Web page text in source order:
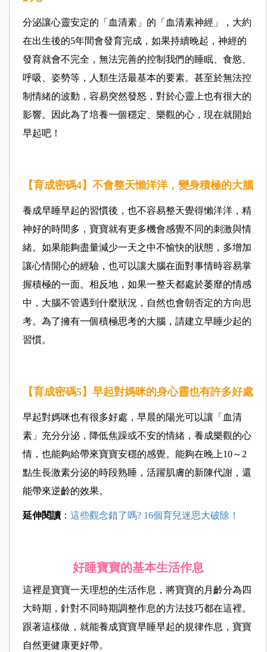
分泌讓心靈安定的「血清素」的「血清素神經」，大約
在出生後的5年間會發育完成，如果持續晚起，神經的
發育就會不完全，無法完善的控制我們的睡眠、食慾、
呼吸、姿勢等，人類生活最基本的要素。甚至於無法控
制情緒的波動，容易突然發怒，對於心靈上也有很大的
影響。因此為了培養一個穩定、樂觀的心，現在就開始
早起吧！
【育成密碼4】不會整天懶洋洋，變身積極的大腦
養成早睡早起的習慣後，也不容易整天覺得懶洋洋，精
神好的時間多，寶寶就有更多機會感覺不同的刺激與情
緒。如果能夠盡量減少一天之中不愉快的狀態，多增加
讓心情開心的經驗，也可以讓大腦在面對事情時容易掌
握積極的一面。相反地，如果一整天都處於萎靡的情感
中，大腦不管遇到什麼狀況，自然也會朝否定的方向思
考。為了擁有一個積極思考的大腦，請建立早睡少起的
習慣。
【育成密碼5】早起對媽咪的身心靈也有許多好處
早起對媽咪也有很多好處，早晨的陽光可以讓「血清
素」充分分泌，降低焦躁或不安的情緒，養成樂觀的心
情，也能夠給帶來寶寶安穩的感覺。能夠在晚上10～2
點生長激素分泌的時段熟睡，活躍肌膚的新陳代謝，還
能帶來逆齡的效果。
延伸閱讀： 這些觀念錯了嗎? 16個育兒迷思大破除！
好睡寶寶的基本生活作息
這裡是寶寶一天理想的生活作息，將寶寶的月齡分為四
大時期，針對不同時期調整作息的方法技巧都在這裡。
跟著這樣做，就能養成寶寶早睡早起的規律作息，寶寶
自然更健康更好帶。